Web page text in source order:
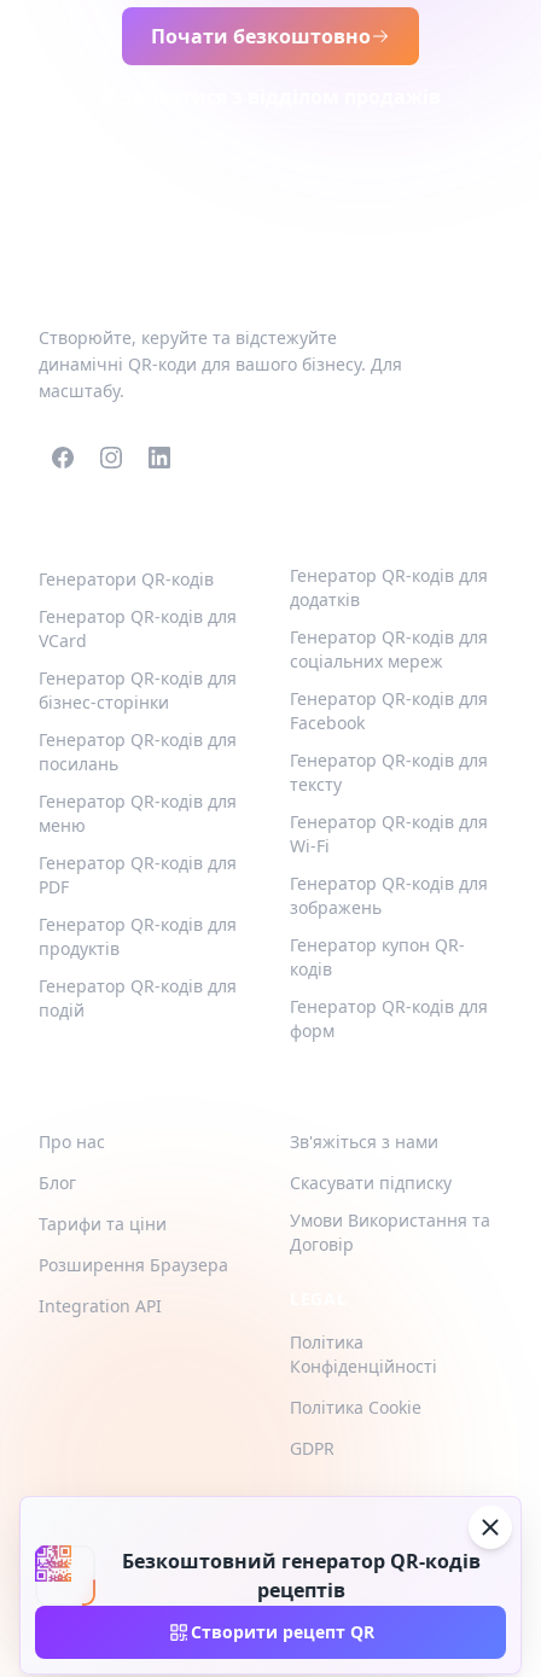
Безкоштовний генератор QR-кодів
рецептів
Створити рецепт QR
Почати безкоштовно
Створюйте, керуйте та відстежуйте
динамічні QR-коди для вашого бізнесу. Для
масштабу.
Генератори QR-кодів
Генератор QR-кодів для
VCard
Генератор QR-кодів для
бізнес-сторінки
Генератор QR-кодів для
посилань
Генератор QR-кодів для
меню
Генератор QR-кодів для
PDF
Генератор QR-кодів для
продуктів
Генератор QR-кодів для
подій
Генератор QR-кодів для
додатків
Генератор QR-кодів для
соціальних мереж
Генератор QR-кодів для
Facebook
Генератор QR-кодів для
тексту
Генератор QR-кодів для
Wi-Fi
Генератор QR-кодів для
зображень
Генератор купон QR-
кодів
Генератор QR-кодів для
форм
Про нас
Блог
Тарифи та ціни
Розширення Браузера
Integration API
Зв'яжіться з нами
Скасувати підписку
Умови Використання та
Договір
Політика
Конфіденційності
Політика Cookie
GDPR
2026 © QR-Build. QR-Build. Усі права захищені